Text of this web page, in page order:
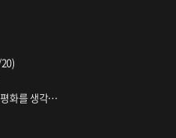
화를 생각하